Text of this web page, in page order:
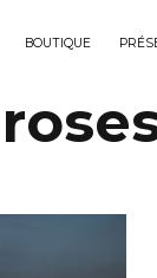
BOUTIQUE